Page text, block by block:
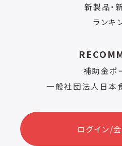
新製品・
ランキ
補助金ポ
一般社団法人日本
ログイン/